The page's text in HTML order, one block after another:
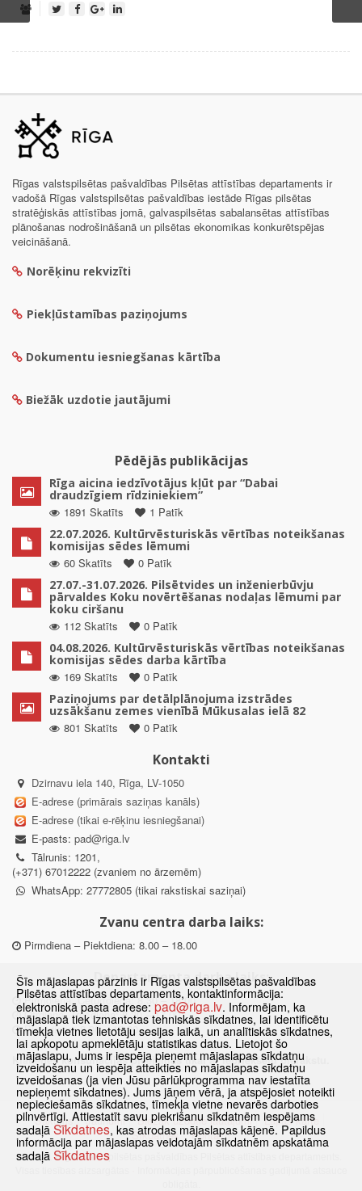
Rīgas valstspilsētas pašvaldības Pilsētas attīstības departaments ir
vadošā Rīgas valstspilsētas pašvaldības iestāde Rīgas pilsētas
stratēģiskās attīstības jomā, galvaspilsētas sabalansētas attīstības
plānošanas nodrošināšanā un pilsētas ekonomikas konkurētspējas
veicināšanā.
Norēķinu rekvizīti
Piekļūstamības paziņojums
Dokumentu iesniegšanas kārtība
Biežāk uzdotie jautājumi
Pēdējās publikācijas
Rīga aicina iedzīvotājus kļūt par “Dabai
draudzīgiem rīdziniekiem”
1891 Skatīts
1 Patīk
22.07.2026. Kultūrvēsturiskās vērtības noteikšanas
komisijas sēdes lēmumi
60 Skatīts
0 Patīk
27.07.-31.07.2026. Pilsētvides un inženierbūvju
pārvaldes Koku novērtēšanas nodaļas lēmumi par
koku ciršanu
112 Skatīts
0 Patīk
04.08.2026. Kultūrvēsturiskās vērtības noteikšanas
komisijas sēdes darba kārtība
169 Skatīts
0 Patīk
Paziņojums par detālplānojuma izstrādes
uzsākšanu zemes vienībā Mūkusalas ielā 82
801 Skatīts
0 Patīk
Kontakti
Dzirnavu iela 140, Rīga, LV-1050
E-adrese (primārais saziņas kanāls)
E-adrese (tikai e-rēķinu iesniegšanai)
E-pasts: pad@riga.lv
Tālrunis: 1201,
(+371) 67012222 (zvaniem no ārzemēm)
WhatsApp: 27772805 (tikai rakstiskai saziņai)
Zvanu centra darba laiks:
Pirmdiena – Piektdiena: 8.00 – 18.00
Departamenta darba laiks:
Pirmdiena, Ceturtdiena: 8.30 – 18.00
Otrdiena, Trešdiena: 8.30 – 17.00
Piektdiena: 8.30 – 15.00
Klātienes konsultācijas pieejamas tikai ar iepriekšēju pierakstu.
Sākums Jaunumi Biežāk uzdotie jautājumi
Lapas karte
Sīkdatnes
Kontakti
© 2021 Rīgas valstspilsētas pašvaldības Pilsētas attīstības departaments.
Šīs mājaslapas pārzinis ir Rīgas valstspilsētas pašvaldības
Pilsētas attīstības departaments, kontaktinformācija:
elektroniskā pasta adrese: pad@riga.lv. Informējam, ka
mājaslapā tiek izmantotas tehniskās sīkdatnes, lai identificētu
tīmekļa vietnes lietotāju sesijas laikā, un analītiskās sīkdatnes,
lai apkopotu apmeklētāju statistikas datus. Lietojot šo
mājaslapu, Jums ir iespēja pieņemt mājaslapas sīkdatņu
izveidošanu un iespēja atteikties no mājaslapas sīkdatņu
izveidošanas (ja vien Jūsu pārlūkprogramma nav iestatīta
nepieņemt sīkdatnes). Jums jāņem vērā, ja atspējosiet noteikti
nepieciešamās sīkdatnes, tīmekļa vietne nevarēs darboties
pilnvērtīgi. Attiestatīt savu piekrišanu sīkdatnēm iespējams
sadaļā Sīkdatnes, kas atrodas mājaslapas kājenē. Papildus
informācija par mājaslapas veidotajām sīkdatnēm apskatāma
sadaļā Sīkdatnes